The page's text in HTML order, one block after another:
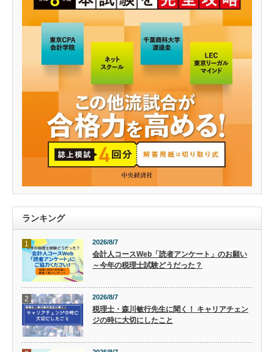
ランキング
1 2026/8/7
会計人コースWeb「読者アンケート」のお願い
～今年の税理士試験どうだった？
2 2026/8/7
税理士・森川敏行先生に聞く！ キャリアチェン
ジの時に大切にしたこと